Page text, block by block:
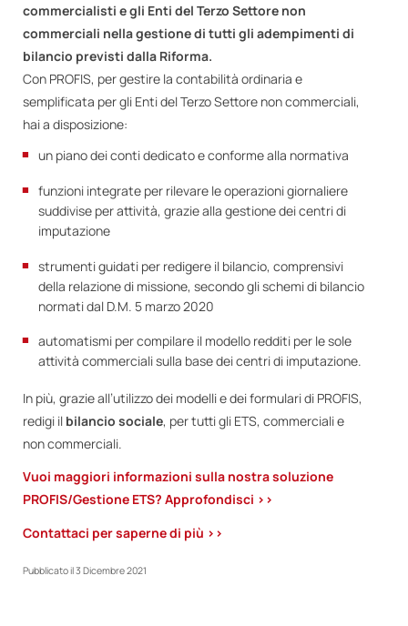
commercialisti e gli Enti del Terzo Settore non
commerciali nella gestione di tutti gli adempimenti di
bilancio previsti dalla Riforma.
Con PROFIS, per gestire la contabilità ordinaria e
semplificata per gli Enti del Terzo Settore non commerciali,
hai a disposizione:
un piano dei conti dedicato e conforme alla normativa
funzioni integrate per rilevare le operazioni giornaliere
suddivise per attività, grazie alla gestione dei centri di
imputazione
strumenti guidati per redigere il bilancio, comprensivi
della relazione di missione, secondo gli schemi di bilancio
normati dal D.M. 5 marzo 2020
automatismi per compilare il modello redditi per le sole
attività commerciali sulla base dei centri di imputazione.
In più, grazie all’utilizzo dei modelli e dei formulari di PROFIS,
redigi il bilancio sociale, per tutti gli ETS, commerciali e
non commerciali.
Vuoi maggiori informazioni sulla nostra soluzione
PROFIS/Gestione ETS? Approfondisci >>
Contattaci per saperne di più >>
Pubblicato il3 Dicembre 2021